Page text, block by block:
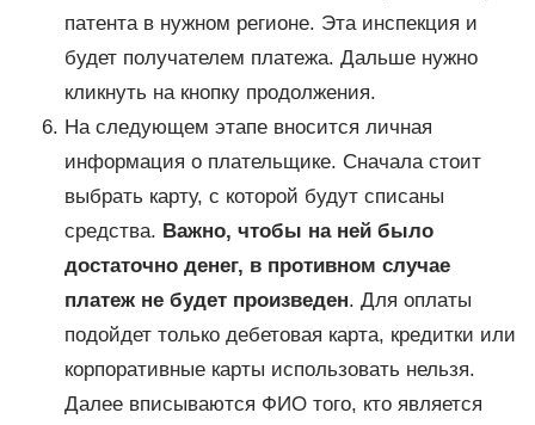
патента в нужном регионе. Эта инспекция и
будет получателем платежа. Дальше нужно
кликнуть на кнопку продолжения.
На следующем этапе вносится личная
информация о плательщике. Сначала стоит
выбрать карту, с которой будут списаны
средства. Важно, чтобы на ней было
достаточно денег, в противном случае
платеж не будет произведен. Для оплаты
подойдет только дебетовая карта, кредитки или
корпоративные карты использовать нельзя.
Далее вписываются ФИО того, кто является